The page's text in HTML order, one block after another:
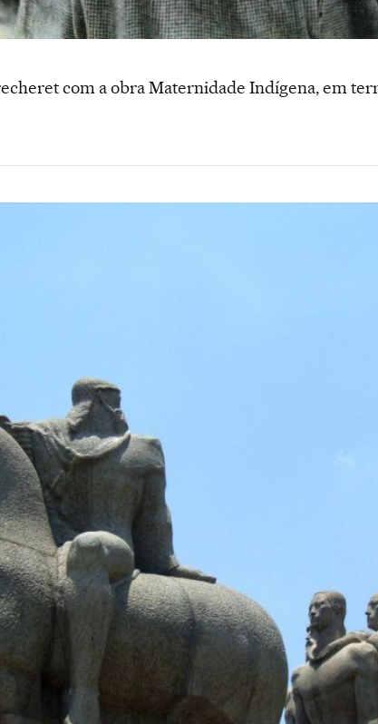
com a obra Maternidade Indígena, em